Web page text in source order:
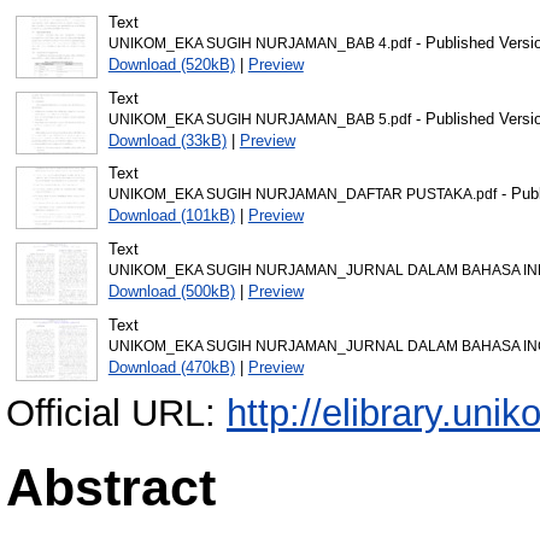
Text
UNIKOM_EKA SUGIH NURJAMAN_BAB 4.pdf- Published
Download (520kB)|
Preview
Text
UNIKOM_EKA SUGIH NURJAMAN_BAB 5.pdf- Published
Download (33kB)| Preview
Text
UNIKOM_EKA SUGIH NURJAMAN_DAFTAR PUSTAKA.pdf-
Download (101kB)|
Preview
Text
UNIKOM_EKA SUGIH NURJAMAN_JURNAL DALAM BAHASA
Download (500kB)|
Preview
Text
UNIKOM_EKA SUGIH NURJAMAN_JURNAL DALAM BAHASA
Download (470kB)| Preview
Official URL: http://
Abstract